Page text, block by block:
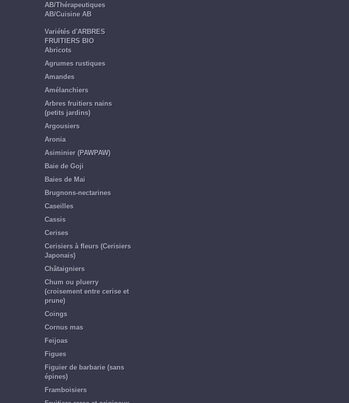
AB/Thérapeutiques
AB/Cuisine AB
Variétés d'ARBRES
FRUITIERS BIO
Abricots
Agrumes rustiques
Amandes
Amélanchiers
Arbres fruitiers nains
(petits jardins)
Argousiers
Aronia
Asiminier (PAWPAW)
Baie de Goji
Baies de Mai
Brugnons-nectarines
Caseilles
Cassis
Cerises
Cerisiers à fleurs (Cerisiers
Japonais)
Châtaigniers
Chum ou pluerry
(croisement entre cerise et
prune)
Coings
Cornus mas
Feijoas
Figues
Figuier de barbarie (sans
épines)
Framboisiers